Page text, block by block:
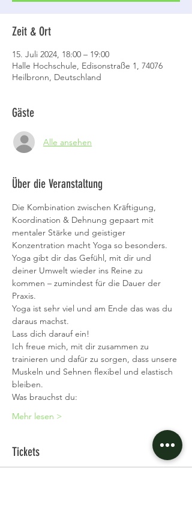
Zeit & Ort
15. Juli 2024, 18:00 – 19:00
Halle Hochschule, Edisonstraße 1, 74076
Heilbronn, Deutschland
Gäste
Alle ansehen
Über die Veranstaltung
Die Kombination zwischen Kräftigung,
Koordination & Dehnung gepaart mit
mentaler Stärke und geistiger
Konzentration macht Yoga so besonders.
Yoga gibt dir das Gefühl, mit dir und
deiner Umwelt wieder ins Reine zu
kommen – zumindest für die Dauer der
Praxis.
Yoga ist sehr viel und am Ende das was du
daraus machst.
Lass dich darauf ein!
Ich freue mich, mit dir zusammen zu
trainieren und dafür zu sorgen, dass unsere
Muskeln und Sehnen flexibel und elastisch
bleiben.
Was brauchst du:
Mehr lesen >
Tickets